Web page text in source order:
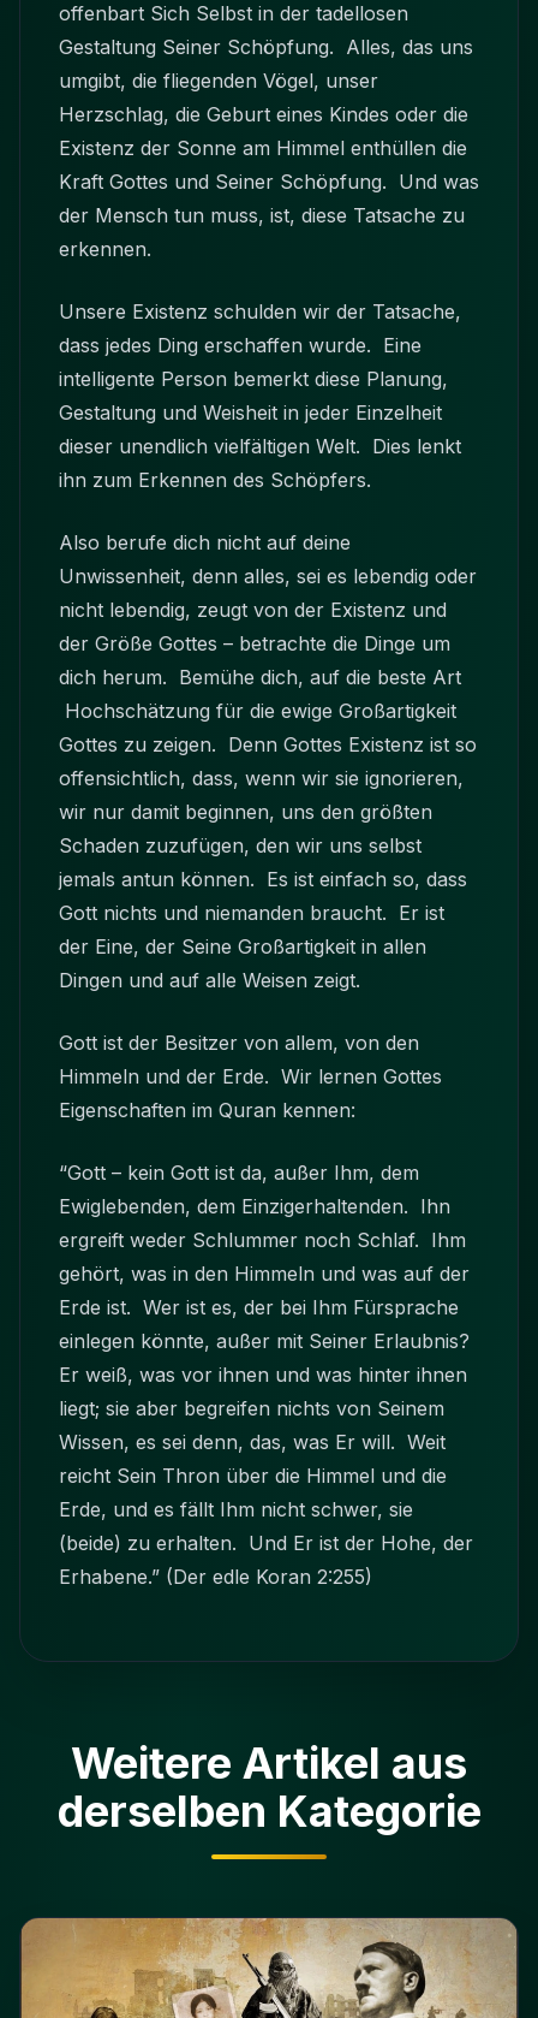
offenbart Sich Selbst in der tadellosen
Gestaltung Seiner Schöpfung. Alles, das uns
umgibt, die fliegenden Vögel, unser
Herzschlag, die Geburt eines Kindes oder die
Existenz der Sonne am Himmel enthüllen die
Kraft Gottes und Seiner Schöpfung. Und was
der Mensch tun muss, ist, diese Tatsache zu
erkennen.
Unsere Existenz schulden wir der Tatsache,
dass jedes Ding erschaffen wurde. Eine
intelligente Person bemerkt diese Planung,
Gestaltung und Weisheit in jeder Einzelheit
dieser unendlich vielfältigen Welt. Dies lenkt
ihn zum Erkennen des Schöpfers.
Also berufe dich nicht auf deine
Unwissenheit, denn alles, sei es lebendig oder
nicht lebendig, zeugt von der Existenz und
der Größe Gottes – betrachte die Dinge um
dich herum. Bemühe dich, auf die beste Art
Hochschätzung für die ewige Großartigkeit
Gottes zu zeigen. Denn Gottes Existenz ist so
offensichtlich, dass, wenn wir sie ignorieren,
wir nur damit beginnen, uns den größten
Schaden zuzufügen, den wir uns selbst
jemals antun können. Es ist einfach so, dass
Gott nichts und niemanden braucht. Er ist
der Eine, der Seine Großartigkeit in allen
Dingen und auf alle Weisen zeigt.
Gott ist der Besitzer von allem, von den
Himmeln und der Erde. Wir lernen Gottes
Eigenschaften im Quran kennen:
“Gott – kein Gott ist da, außer Ihm, dem
Ewiglebenden, dem Einzigerhaltenden. Ihn
ergreift weder Schlummer noch Schlaf. Ihm
gehört, was in den Himmeln und was auf der
Erde ist. Wer ist es, der bei Ihm Fürsprache
einlegen könnte, außer mit Seiner Erlaubnis?
Er weiß, was vor ihnen und was hinter ihnen
liegt; sie aber begreifen nichts von Seinem
Wissen, es sei denn, das, was Er will. Weit
reicht Sein Thron über die Himmel und die
Erde, und es fällt Ihm nicht schwer, sie
(beide) zu erhalten. Und Er ist der Hohe, der
Erhabene.” (Der edle Koran 2:255)
Weitere Artikel aus
derselben Kategorie